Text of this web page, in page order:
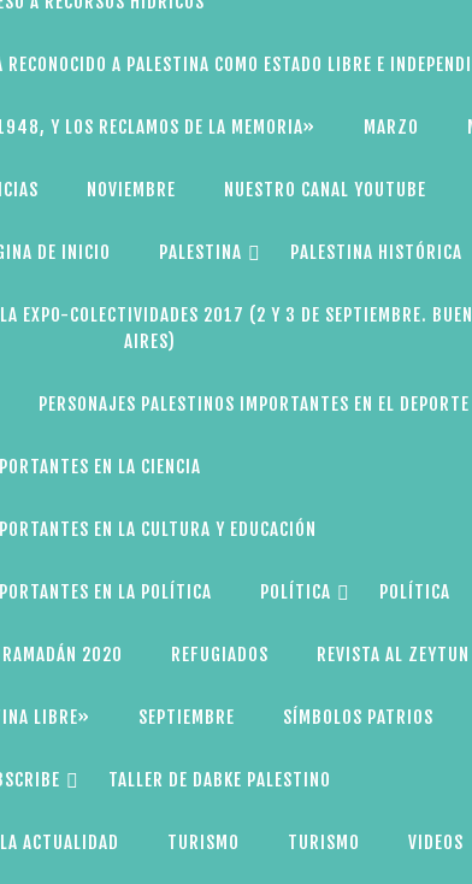
A PALESTINA COMO ESTADO LIBRE E
Y LOS RECLAMOS DE LA MEMORIA» MARZO
NOVIEMBRE NUESTRO CANAL YOUTUBE
DE INICIO PALESTINA PALESTINA HISTÓRICA
EXPO-COLECTIVIDADES 2017 (2 Y 3 DE SEPTIEMBRE.
AIRES)
PERSONAJES PALESTINOS IMPORTANTES EN EL DEPORTE
EN LA CIENCIA
EN LA CULTURA Y EDUCACIÓN
EN LA POLÍTICA POLÍTICA POLÍTICA
RAMADÁN 2020 REFUGIADOS REVISTA AL ZEYTUN
LIBRE» SEPTIEMBRE SÍMBOLOS PATRIOS
TALLER DE DABKE PALESTINO
ACTUALIDAD TURISMO TURISMO VIDEOS